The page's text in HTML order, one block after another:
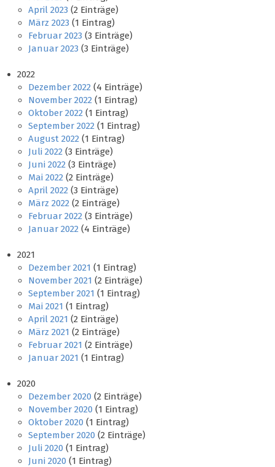
April 2023 (2 Einträge)
März 2023 (1 Eintrag)
Februar 2023 (3 Einträge)
Januar 2023 (3 Einträge)
2022
Dezember 2022 (4 Einträge)
November 2022 (1 Eintrag)
Oktober 2022 (1 Eintrag)
September 2022 (1 Eintrag)
August 2022 (1 Eintrag)
Juli 2022 (3 Einträge)
Juni 2022 (3 Einträge)
Mai 2022 (2 Einträge)
April 2022 (3 Einträge)
März 2022 (2 Einträge)
Februar 2022 (3 Einträge)
Januar 2022 (4 Einträge)
2021
Dezember 2021 (1 Eintrag)
November 2021 (2 Einträge)
September 2021 (1 Eintrag)
Mai 2021 (1 Eintrag)
April 2021 (2 Einträge)
März 2021 (2 Einträge)
Februar 2021 (2 Einträge)
Januar 2021 (1 Eintrag)
2020
Dezember 2020 (2 Einträge)
November 2020 (1 Eintrag)
Oktober 2020 (1 Eintrag)
September 2020 (2 Einträge)
Juli 2020 (1 Eintrag)
Juni 2020 (1 Eintrag)